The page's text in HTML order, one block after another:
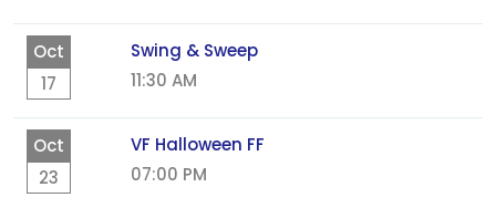
Oct
17
Swing & Sweep
11:30 AM
Oct
23
VF Halloween FF
07:00 PM